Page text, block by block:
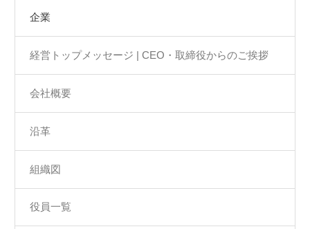
企業
経営トップメッセージ | CEO・取締役からのご挨拶
会社概要
沿革
組織図
役員一覧